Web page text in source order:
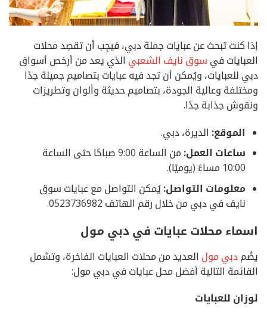
إذا كنت تبحث عن عبايات جملة دبي، فيجِب أن تقصِد محلات
العبايات فيسوق نايف الشعبيالذي يعد من أرخص أسواق
دبي للعبايات، ويُمكن أن تجد فيه عبايات بتصاميم جميلة جدًا
ومختلفة وعالية الجودة، بتصاميم حديثة وألوان وتطريزات
ونقوش جذابة جدًا.
الموقع:الديرة، دبي.
ساعات العمل:
من الساعة 9:00 صباحًا حتى الساعة
10:00 مساءً (يوميًا).
معلومات التواصل:يُمكن التواصل مع عبايات سوق
نايف في دبي من خلال رقم الهاتف0523736982.
اسماء محلات عبايات في دبي مول
يضُمدبي مول العديد من محلات العبايات الفاخرة، وتشمل
القائمة التالية أفضل محل عبايات في دبي مول:
لوزان للعبايات